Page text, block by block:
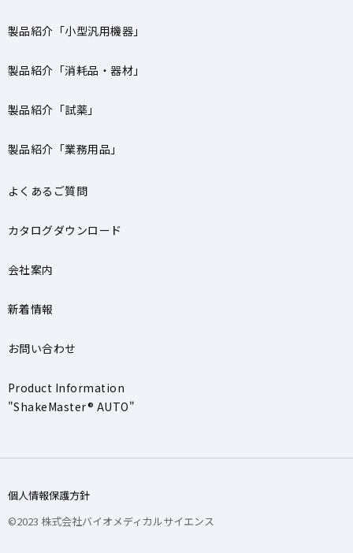
製品紹介「小型汎用機器」
製品紹介「消耗品・器材」
製品紹介「試薬」
製品紹介「業務用品」
よくあるご質問
カタログダウンロード
会社案内
新着情報
お問い合わせ
Product Information
"ShakeMaster® AUTO"
個人情報保護方針
©2023 株式会社バイオメディカルサイエンス